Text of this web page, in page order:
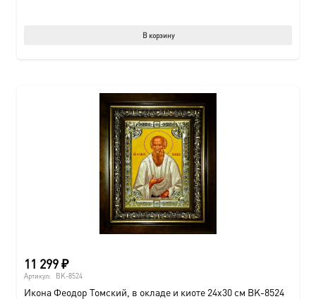
В корзину
11 299₽
Артикул: BK-8524
Икона Феодор Томский, в окладе и киоте 24х30 см BK-8524